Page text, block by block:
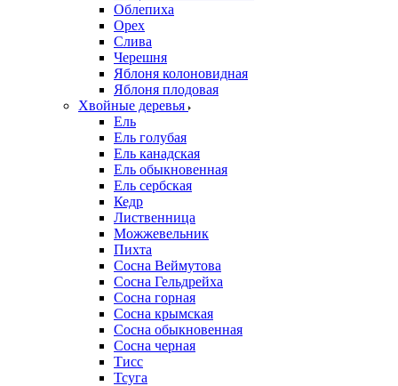
Облепиха
Орех
Слива
Черешня
Яблоня колоновидная
Яблоня плодовая
Хвойные деревья
Ель
Ель голубая
Ель канадская
Ель обыкновенная
Ель сербская
Кедр
Лиственница
Можжевельник
Пихта
Сосна Веймутова
Сосна Гельдрейха
Сосна горная
Сосна крымская
Сосна обыкновенная
Сосна черная
Тисс
Тсуга